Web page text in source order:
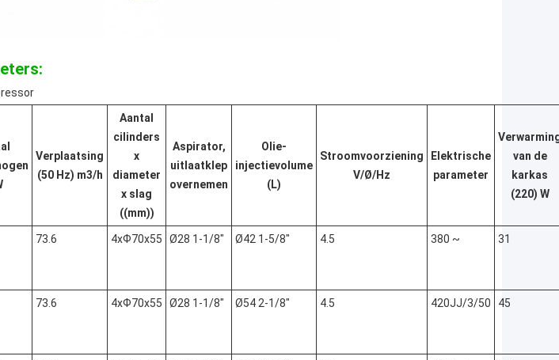
Verplaatsing
(50 Hz) m3/h
Aantal
cilinders
x
diameter
x slag
((mm))
Aspirator,
uitlaatklep
overnemen
Olie-
injectievolume
(L)
Stroomvoorziening
V/Ø/Hz
Elektrische
parameter
van de
karkas
(220) W
73.6 4xФ70x55 Ø28 1-1/8" Ø42 1-5/8" 4.5 380 ~ 31
73.6 4xФ70x55 Ø28 1-1/8" Ø54 2-1/8" 4.5 420JJ/3/50 45